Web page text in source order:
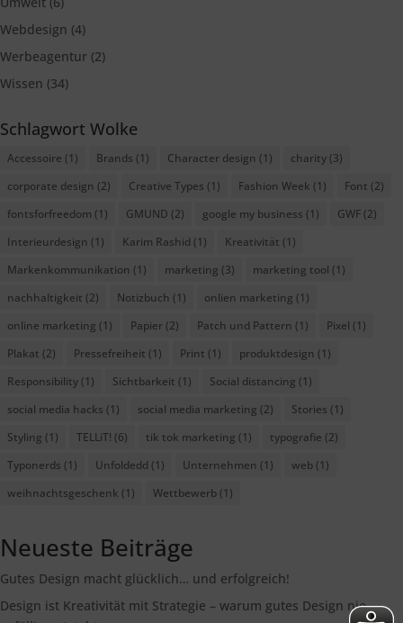
Webdesign (4)
Werbeagentur (2)
Wissen (34)
Schlagwort Wolke
Accessoire (1) Brands (1) Character design (1) charity (3)
corporate design (2) Creative Types (1) Fashion Week (1) Font (2)
fontsforfreedom (1) GMUND (2) google my business (1) GWF (2)
Interieurdesign (1) Karim Rashid (1) Kreativität (1)
Markenkommunikation (1) marketing (3) marketing tool (1)
nachhaltigkeit (2) Notizbuch (1) onlien marketing (1)
online marketing (1) Papier (2) Patch und Pattern (1) Pixel (1)
Plakat (2) Pressefreiheit (1) Print (1) produktdesign (1)
Responsibility (1) Sichtbarkeit (1) Social distancing (1)
social media hacks (1) social media marketing (2) Stories (1)
Styling (1) TELLiT! (6) tik tok marketing (1) typografie (2)
Typonerds (1) Unfoldedd (1) Unternehmen (1) web (1)
weihnachtsgeschenk (1) Wettbewerb (1)
Neueste Beiträge
Gutes Design macht glücklich… und erfolgreich!
Design ist Kreativität mit Strategie – warum gutes Design nie